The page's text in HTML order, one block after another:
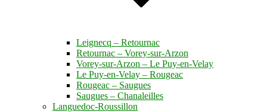
Leignecq – Retournac
Retournac – Vorey-sur-Arzon
Vorey-sur-Arzon – Le Puy-en-Velay
Le Puy-en-Velay – Rougeac
Rougeac – Saugues
Saugues – Chanaleilles
Languedoc-Roussillon